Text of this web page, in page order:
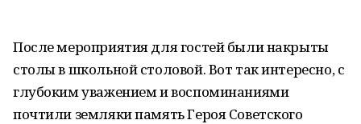
После мероприятия для гостей были накрыты
столы в школьной столовой. Вот так интересно, с
глубоким уважением и воспоминаниями
почтили земляки память Героя Советского